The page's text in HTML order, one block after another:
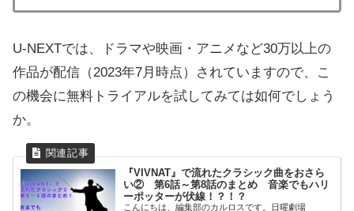
U-NEXTでは、ドラマや映画・アニメなど30万以上の
作品が配信（2023年7月時点）されていますので、こ
の機会に無料トライアルを試してみては如何でしょう
か。
『VIVNAT』で流れたクラシック曲をおさら
い② 第6話～第8話のまとめ 音楽でもハリ
ーポッターが伏線！？！？
こんにちは、編集部のカルロスです。日曜劇場